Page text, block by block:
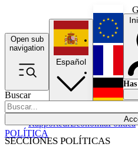
Open sub
navigation
Buscar
SECCIONES POLÍTICAS
RapporteurEconomíaPolítica
Español
POLÍTICA